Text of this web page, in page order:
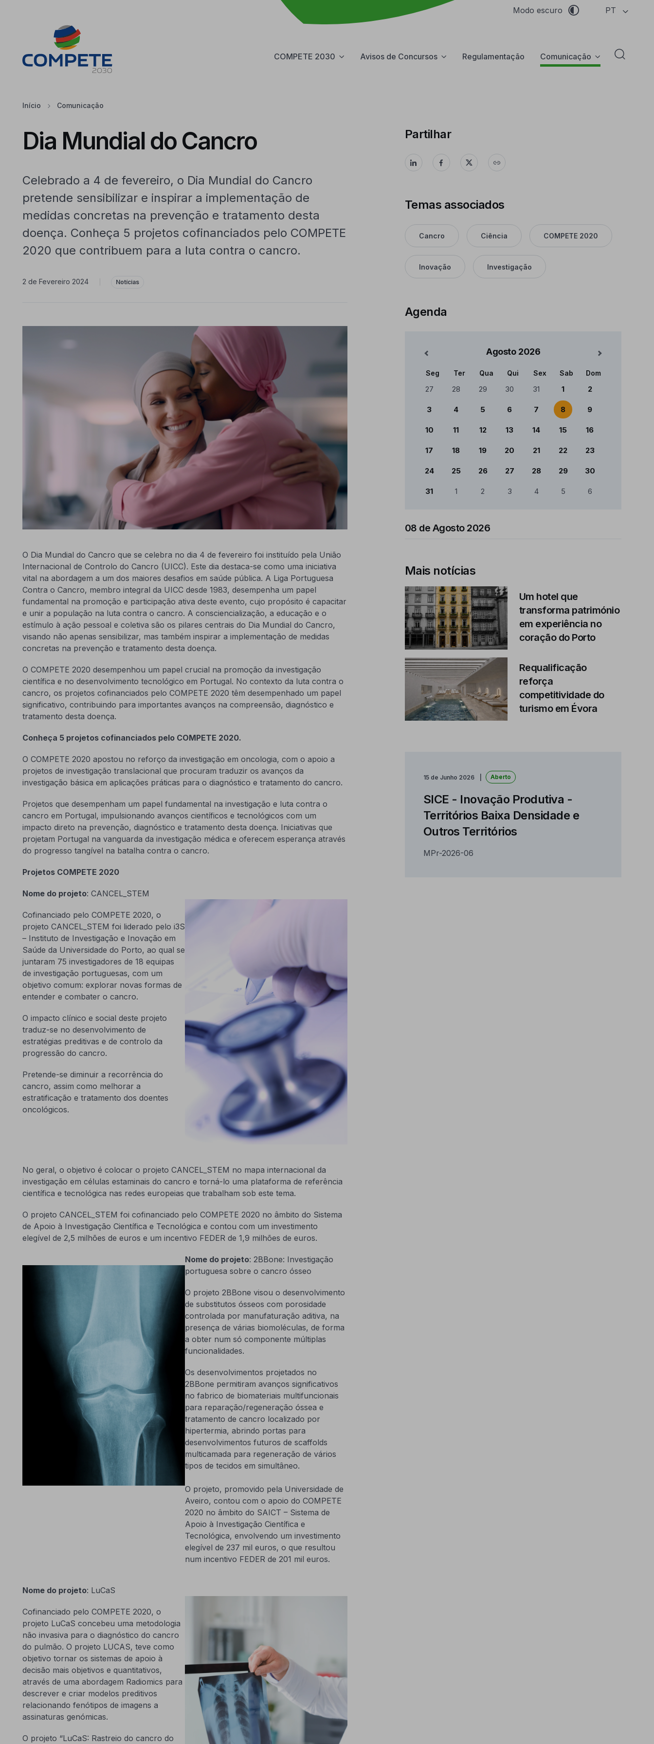
Modo escuro PT
COMPETE 2030 Avisos de Concursos Regulamentação Comunicação Abrir
Início Comunicação
Dia Mundial do Cancro
Celebrado a 4 de fevereiro, o Dia Mundial do Cancro
pretende sensibilizar e inspirar a implementação de
medidas concretas na prevenção e tratamento desta
doença. Conheça 5 projetos cofinanciados pelo COMPETE
2020 que contribuem para a luta contra o cancro.
2 de Fevereiro 2024 Notícias
O Dia Mundial do Cancro que se celebra no dia 4 de fevereiro foi instituído pela União
Internacional de Controlo do Cancro (UICC). Este dia destaca-se como uma iniciativa
vital na abordagem a um dos maiores desafios em saúde pública. A Liga Portuguesa
Contra o Cancro, membro integral da UICC desde 1983, desempenha um papel
fundamental na promoção e participação ativa deste evento, cujo propósito é capacitar
e unir a população na luta contra o cancro. A consciencialização, a educação e o
estímulo à ação pessoal e coletiva são os pilares centrais do Dia Mundial do Cancro,
visando não apenas sensibilizar, mas também inspirar a implementação de medidas
concretas na prevenção e tratamento desta doença.
O COMPETE 2020 desempenhou um papel crucial na promoção da investigação
científica e no desenvolvimento tecnológico em Portugal. No contexto da luta contra o
cancro, os projetos cofinanciados pelo COMPETE 2020 têm desempenhado um papel
significativo, contribuindo para importantes avanços na compreensão, diagnóstico e
tratamento desta doença.
Conheça 5 projetos cofinanciados pelo COMPETE 2020.
O COMPETE 2020 apostou no reforço da investigação em oncologia, com o apoio a
projetos de investigação translacional que procuram traduzir os avanços da
investigação básica em aplicações práticas para o diagnóstico e tratamento do cancro.
Projetos que desempenham um papel fundamental na investigação e luta contra o
cancro em Portugal, impulsionando avanços científicos e tecnológicos com um
impacto direto na prevenção, diagnóstico e tratamento desta doença. Iniciativas que
projetam Portugal na vanguarda da investigação médica e oferecem esperança através
do progresso tangível na batalha contra o cancro.
Projetos COMPETE 2020
Nome do projeto: CANCEL_STEM
Cofinanciado pelo COMPETE 2020, o
projeto CANCEL_STEM foi liderado pelo i3S
– Instituto de Investigação e Inovação em
Saúde da Universidade do Porto, ao qual se
juntaram 75 investigadores de 18 equipas
de investigação portuguesas, com um
objetivo comum: explorar novas formas de
entender e combater o cancro.
O impacto clínico e social deste projeto
traduz-se no desenvolvimento de
estratégias preditivas e de controlo da
progressão do cancro.
Pretende-se diminuir a recorrência do
cancro, assim como melhorar a
estratificação e tratamento dos doentes
oncológicos.
No geral, o objetivo é colocar o projeto CANCEL_STEM no mapa internacional da
investigação em células estaminais do cancro e torná-lo uma plataforma de referência
científica e tecnológica nas redes europeias que trabalham sob este tema.
O projeto CANCEL_STEM foi cofinanciado pelo COMPETE 2020 no âmbito do Sistema
de Apoio à Investigação Científica e Tecnológica e contou com um investimento
elegível de 2,5 milhões de euros e um incentivo FEDER de 1,9 milhões de euros.
Nome do projeto: 2BBone: Investigação
portuguesa sobre o cancro ósseo
O projeto 2BBone visou o desenvolvimento
de substitutos ósseos com porosidade
controlada por manufaturação aditiva, na
presença de várias biomoléculas, de forma
a obter num só componente múltiplas
funcionalidades.
Os desenvolvimentos projetados no
2BBone permitiram avanços significativos
no fabrico de biomateriais multifuncionais
para reparação/regeneração óssea e
tratamento de cancro localizado por
hipertermia, abrindo portas para
desenvolvimentos futuros de scaffolds
multicamada para regeneração de vários
tipos de tecidos em simultâneo.
O projeto, promovido pela Universidade de
Aveiro, contou com o apoio do COMPETE
2020 no âmbito do SAICT – Sistema de
Apoio à Investigação Científica e
Tecnológica, envolvendo um investimento
elegível de 237 mil euros, o que resultou
num incentivo FEDER de 201 mil euros.
Nome do projeto: LuCaS
Cofinanciado pelo COMPETE 2020, o
projeto LuCaS concebeu uma metodologia
não invasiva para o diagnóstico do cancro
do pulmão. O projeto LUCAS, teve como
objetivo tornar os sistemas de apoio à
decisão mais objetivos e quantitativos,
através de uma abordagem Radiomics para
descrever e criar modelos preditivos
relacionando fenótipos de imagens a
assinaturas genómicas.
O projeto “LuCaS: Rastreio do cancro do
Partilhar
Temas associados
Cancro Ciência COMPETE 2020
Inovação Investigação
Agenda
Agosto 2026
Mês Anterior Mês Seguinte
Calendário
Seg Ter Qua Qui Sex Sab Dom
27 28 29 30 31 1 2
3 4 5 6 7 8 9
10 11 12 13 14 15 16
17 18 19 20 21 22 23
24 25 26 27 28 29 30
31 1 2 3 4 5 6
08 de Agosto 2026
Mais notícias
Um hotel que
transforma património
em experiência no
coração do Porto
Requalificação
reforça
competitividade do
turismo em Évora
15 de Junho 2026 Aberto
SICE - Inovação Produtiva -
Territórios Baixa Densidade e
Outros Territórios
MPr-2026-06